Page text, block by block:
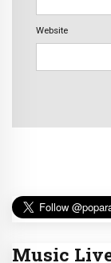
Website
Music